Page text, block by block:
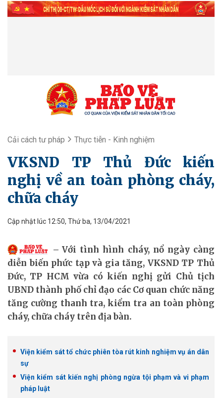
Cải cách tư pháp Thực tiễn - Kinh nghiệm
VKSND TP Thủ Đức kiến
nghị về an toàn phòng cháy,
chữa cháy
Cập nhật lúc 12:50, Thứ ba, 13/04/2021
Với tình hình cháy, nổ ngày càng
diễn biến phức tạp và gia tăng, VKSND TP Thủ
Đức, TP HCM vừa có kiến nghị gửi Chủ tịch
UBND thành phố chỉ đạo các Cơ quan chức năng
tăng cường thanh tra, kiểm tra an toàn phòng
cháy, chữa cháy trên địa bàn.
Viện kiểm sát tổ chức phiên tòa rút kinh nghiệm vụ án dân
sự
Viện kiểm sát kiến nghị phòng ngừa tội phạm và vi phạm
pháp luật